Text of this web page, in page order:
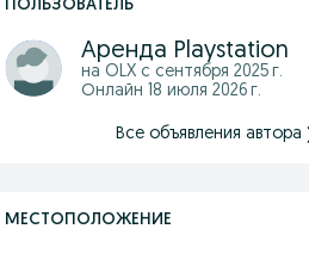
ПОЛЬЗОВАТЕЛЬ
Аренда Playstation
на OLX с сентября 2025 г.
Онлайн 18 июля 2026 г.
Все объявления автора
МЕСТОПОЛОЖЕНИЕ